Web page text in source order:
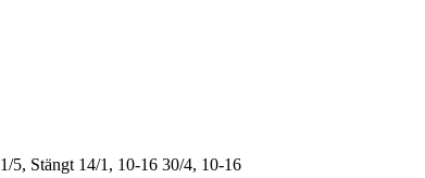
1/5, Stängt 14/1, 10-16 30/4, 10-16